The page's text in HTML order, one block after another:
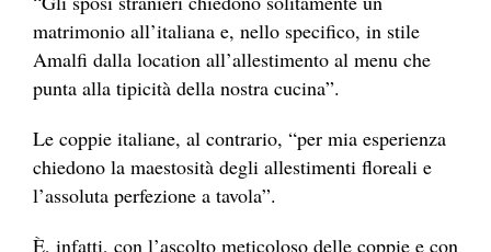
matrimonio all’italiana e, nello specifico, in stile
Amalfi dalla location all’allestimento al menu che
punta alla tipicità della nostra cucina”.
Le coppie italiane, al contrario, “per mia esperienza
chiedono la maestosità degli allestimenti floreali e
l’assoluta perfezione a tavola”.
È, infatti, con l’ascolto meticoloso delle coppie e con